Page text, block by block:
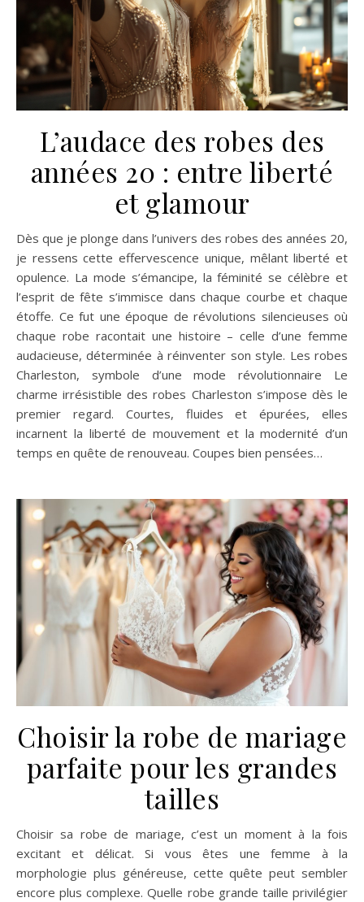
L’audace des robes des
années 20 : entre liberté
et glamour
Dès que je plonge dans l’univers des robes des années 20,
je ressens cette effervescence unique, mêlant liberté et
opulence. La mode s’émancipe, la féminité se célèbre et
l’esprit de fête s’immisce dans chaque courbe et chaque
étoffe. Ce fut une époque de révolutions silencieuses où
chaque robe racontait une histoire – celle d’une femme
audacieuse, déterminée à réinventer son style. Les robes
Charleston, symbole d’une mode révolutionnaire Le
charme irrésistible des robes Charleston s’impose dès le
premier regard. Courtes, fluides et épurées, elles
incarnent la liberté de mouvement et la modernité d’un
temps en quête de renouveau. Coupes bien pensées…
Choisir la robe de mariage
parfaite pour les grandes
tailles
Choisir sa robe de mariage, c’est un moment à la fois
excitant et délicat. Si vous êtes une femme à la
morphologie plus généreuse, cette quête peut sembler
encore plus complexe. Quelle robe grande taille privilégier